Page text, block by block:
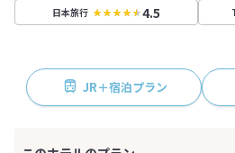
日本旅行 4.5
JR＋宿泊プラン